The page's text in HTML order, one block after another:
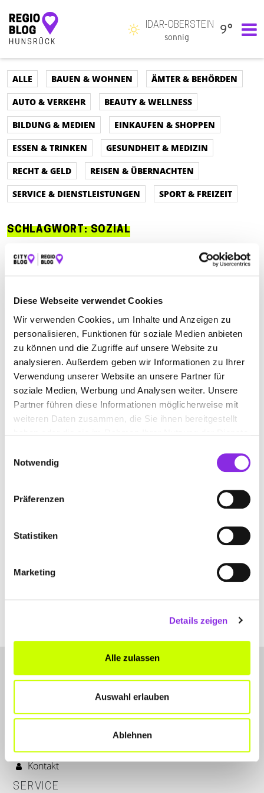
Diese Webseite verwendet Cookies
Wir verwenden Cookies, um Inhalte und Anzeigen zu
personalisieren, Funktionen für soziale Medien anbieten
zu können und die Zugriffe auf unsere Website zu
analysieren. Außerdem geben wir Informationen zu Ihrer
Verwendung unserer Website an unsere Partner für
soziale Medien, Werbung und Analysen weiter. Unsere
Partner führen diese Informationen möglicherweise mit
weiteren Daten zusammen, die Sie ihnen bereitgestellt
Notwendig
Präferenzen
Statistiken
Marketing
Details zeigen
Alle zulassen
Auswahl erlauben
Ablehnen
Hauptnavigation
IDAR-OBERSTEIN
sonnig
9°
ALLE BAUEN & WOHNEN
ÄMTER & BEHÖRDEN
AUTO & VERKEHR
BEAUTY & WELLNESS
BILDUNG & MEDIEN
EINKAUFEN & SHOPPEN
ESSEN & TRINKEN
GESUNDHEIT & MEDIZIN
RECHT & GELD
REISEN & ÜBERNACHTEN
SERVICE & DIENSTLEISTUNGEN
SPORT & FREIZEIT
SCHLAGWORT:SOZIAL
ALLE AUTO & VERKEHR
ÄMTER & BEHÖRDEN
ESSEN & TRINKEN
GESUNDHEIT & MEDIZIN
RECHT & GELD
REISEN & ÜBERNACHTEN
SERVICE & DIENSTLEISTUNGEN
SPORT & FREIZEIT
NACHHALTIG: ÜBERSICHT FÜR KLEIDERS…
Kleiderspenden sind eine einfache Möglichkeit, einen positiven
Kontakt
SERVICE